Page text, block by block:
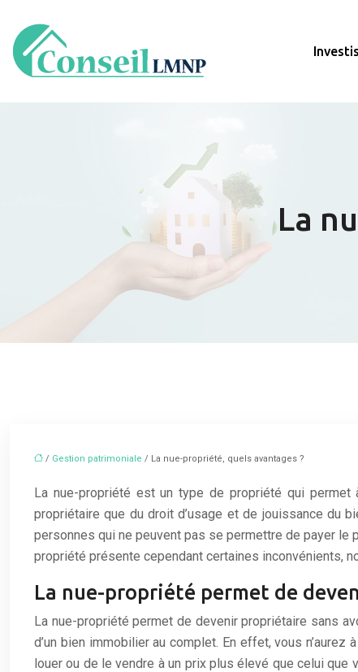
La
/ Gestion patrimoniale / La nue-propriété, quels avantages ?
La nue-propriété est un type de propriété qui permet
propriétaire que du droit d’usage et de jouissance du
personnes qui ne peuvent pas se permettre de payer le
propriété présente cependant certaines inconvénients,
La nue-propriété permet de
La nue-propriété permet de devenir propriétaire sans
d’un bien immobilier au complet. En effet, vous
louer ou de le vendre à un prix plus élevé que celui